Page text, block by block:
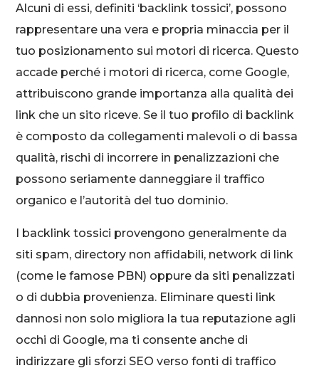
Alcuni di essi, definiti ‘backlink tossici’, possono
rappresentare una vera e propria minaccia per il
tuo posizionamento sui motori di ricerca. Questo
accade perché i motori di ricerca, come Google,
attribuiscono grande importanza alla qualità dei
link che un sito riceve. Se il tuo profilo di backlink
è composto da collegamenti malevoli o di bassa
qualità, rischi di incorrere in penalizzazioni che
possono seriamente danneggiare il traffico
organico e l’autorità del tuo dominio.
I backlink tossici provengono generalmente da
siti spam, directory non affidabili, network di link
(come le famose PBN) oppure da siti penalizzati
o di dubbia provenienza. Eliminare questi link
dannosi non solo migliora la tua reputazione agli
occhi di Google, ma ti consente anche di
indirizzare gli sforzi SEO verso fonti di traffico